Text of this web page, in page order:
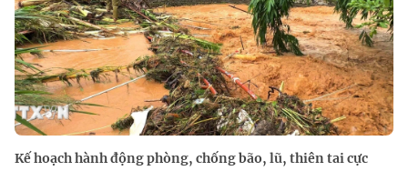
Kế hoạch hành động phòng, chống bão, lũ, thiên tai cực